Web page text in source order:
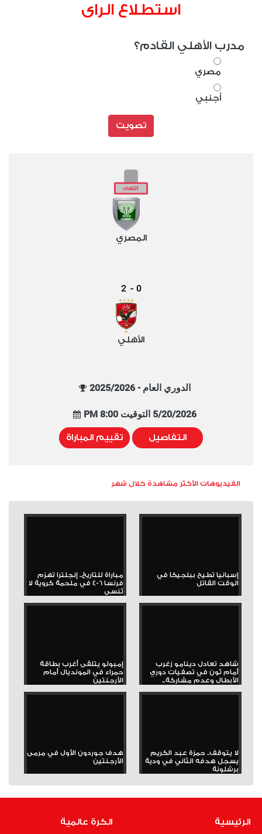
استطلاع الراى
مدرب الأهلي القادم؟
مصري
أجنبي
تصويت
المصري
0
-
2
الأهلي
الدوري العام - 2025/2026
5/20/2026 التوقيت 8:00 PM
التفاصيل تقييم المباراة
الفيديوهات الأكثر مشاهدة خلال شهر
إسبانيا تطيح ببلجيكا في
الوقت القاتل
مباراة للتاريخ.. إنجلترا تهزم
فرنسا 6-4 في ملحمة كروية لا
تُنسى
شاهد تعادل دينامو زغرب
أمام ثون في تصفيات دوري
الأبطال وعدم مشاركة...
إمبولو يتلقى أغرب بطاقة
حمراء في المونديال أمام
الأرجنتين
لا يتوقف.. حمزة عبد الكريم
يسجل هدفه الثاني في ودية
برشلونة
هدف جوردون الأول في مرمى
الأرجنتين
الرئيسية الكرة عالمية